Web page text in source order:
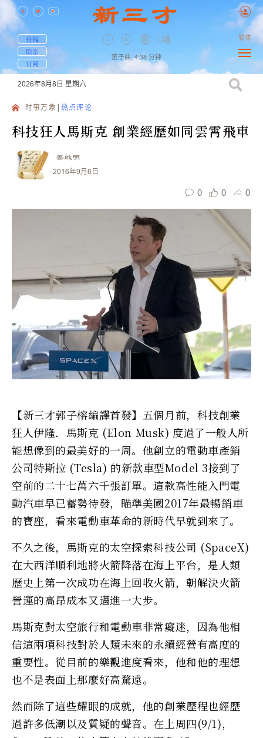
投稿
联系
订阅
笛子曲, 4:38 分钟
繁体
2026年8月8日 星期六
时事万象 热点评论
科技狂人馬斯克 創業經歷如同雲霄飛車
姜啟明
2016年9月6日
0 0 0
【新三才郭子榕編譯首發】五個月前，科技創業
狂人伊隆．馬斯克 (Elon Musk) 度過了一般人所
能想像到的最美好的一周。他創立的電動車產銷
公司特斯拉 (Tesla) 的新款車型Model 3接到了
空前的二十七萬六千張訂單。這款高性能入門電
動汽車早已蓄勢待發，瞄準美國2017年最暢銷車
的寶座，看來電動車革命的新時代早就到來了。
不久之後，馬斯克的太空探索科技公司 (SpaceX)
在大西洋順利地將火箭降落在海上平台，是人類
歷史上第一次成功在海上回收火箭，朝解決火箭
營運的高昂成本又邁進一大步。
馬斯克對太空旅行和電動車非常癡迷，因為他相
信這兩項科技對於人類未來的永續經營有高度的
重要性。從目前的樂觀進度看來，他和他的理想
也不是表面上那麼好高騖遠。
然而除了這些耀眼的成就，他的創業歷程也經歷
過許多低潮以及質疑的聲音。在上周四(9/1)，